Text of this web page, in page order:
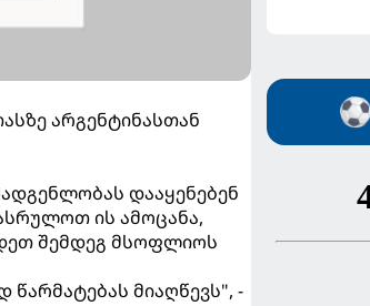
არგენტინასთან
დააყენებენ
ის ამოცანა,
შემდეგ მსოფლიოს
მიაღწევს", -